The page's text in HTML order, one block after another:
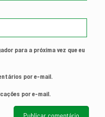
para a próxima vez que eu
por e-mail.
por e-mail.